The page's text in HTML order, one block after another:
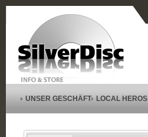
UNSER GESCHÄFT LOCAL HEROS